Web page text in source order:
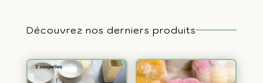
Découvrez nos derniers produits